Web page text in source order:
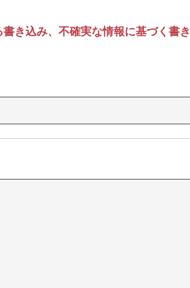
き込み、不確実な情報に基づく書